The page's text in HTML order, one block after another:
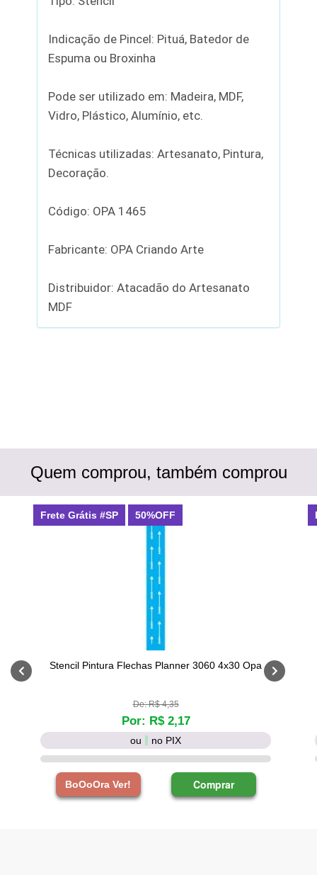
Indicação de Pincel: Pituá, Batedor de
Espuma ou Broxinha
Pode ser utilizado em: Madeira, MDF,
Vidro, Plástico, Alumínio, etc.
Técnicas utilizadas: Artesanato, Pintura,
Decoração.
Código: OPA 1465
Fabricante: OPA Criando Arte
Distribuidor: Atacadão do Artesanato
MDF
Quem comprou, também comprou
Stencil Pintura Flechas Planner 3060 4x30 Opa
De: R$ 4,35
Por: R$ 2,17
ou no PIX
BoOoOra Ver! Comprar
Frete Grátis #SP 50%OFF